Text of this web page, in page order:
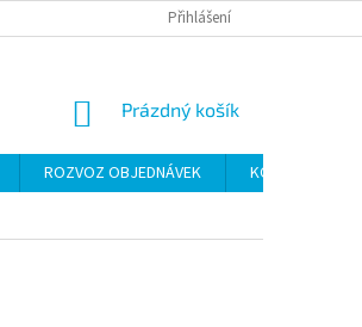
Přihlášení
NÁKUPNÍ
Prázdný košík
ROZVOZ OBJEDNÁVEK
KONTAKTY